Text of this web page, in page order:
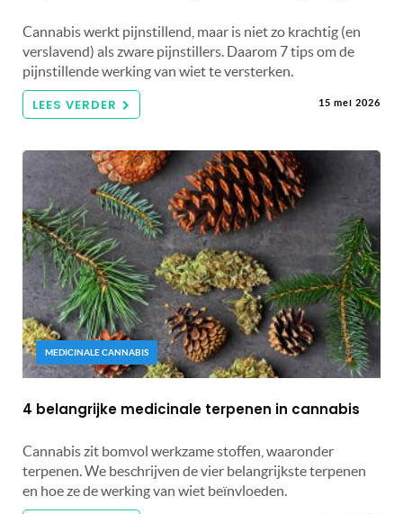
Cannabis werkt pijnstillend, maar is niet zo krachtig (en
verslavend) als zware pijnstillers. Daarom 7 tips om de
pijnstillende werking van wiet te versterken.
LEES VERDER 15 mei 2026
MEDICINALE CANNABIS
4 belangrijke medicinale terpenen in cannabis
Cannabis zit bomvol werkzame stoffen, waaronder
terpenen. We beschrijven de vier belangrijkste terpenen
en hoe ze de werking van wiet beïnvloeden.